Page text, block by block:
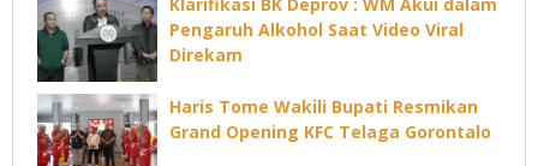
Pengaruh Alkohol Saat Video Viral
Direkam
Haris Tome Wakili Bupati Resmikan
Grand Opening KFC Telaga Gorontalo